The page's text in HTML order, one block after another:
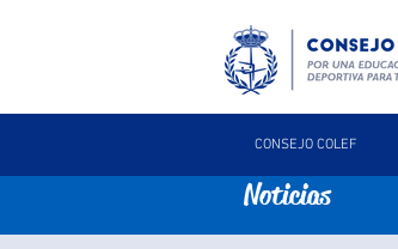
CONSEJO COLEF
Noticias